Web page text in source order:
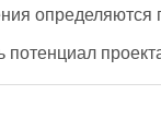
определяются
потенциал